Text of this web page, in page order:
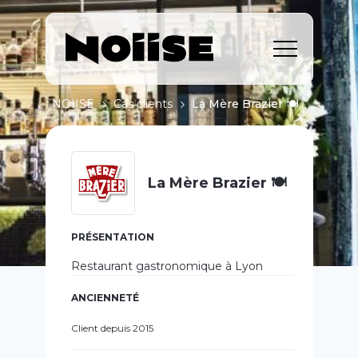
NOIISE Cas clients La Mère Brazier 🍽️
La Mère Brazier 🍽️
PRÉSENTATION
Restaurant gastronomique à Lyon
ANCIENNETÉ
Client depuis 2015